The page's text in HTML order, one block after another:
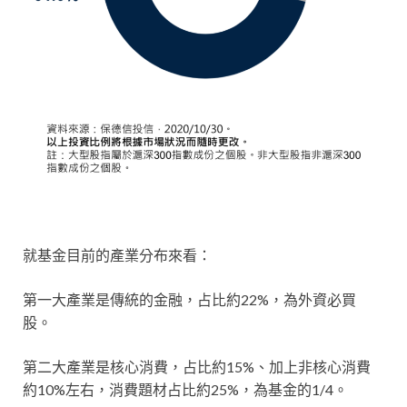
就基金目前的產業分布來看：
第一大產業是傳統的金融，占比約22%，為外資必買
股。
第二大產業是核心消費，占比約15%、加上非核心消費
約10%左右，消費題材占比約25%，為基金的1/4。